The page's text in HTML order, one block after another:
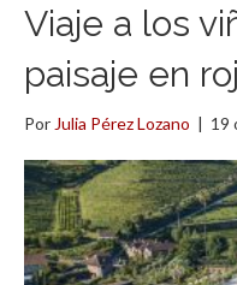
Viaje a los
paisaje en
Por Julia Pérez Lozano | 19